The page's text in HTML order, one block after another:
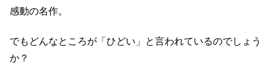
感動の名作。
でもどんなところが「ひどい」と言われているのでしょう
か？